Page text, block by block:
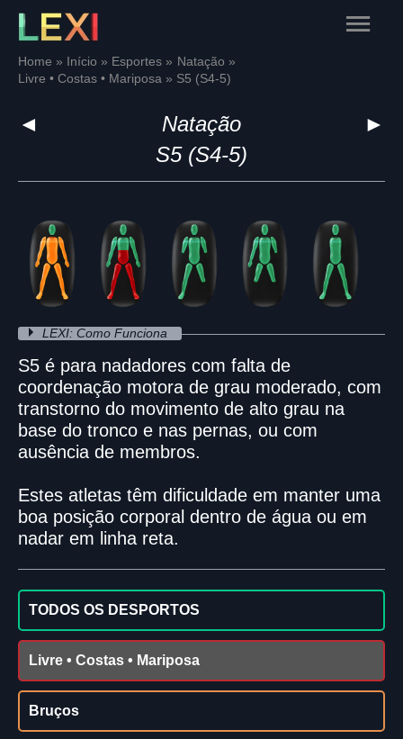
Skip
content
Main
Home Início Esportes
Natação
Livre • Costas • Mariposa
S5 (S4-5)
◄ ►
Natação
S5 (S4-5)
LEXI: Como Funciona
S5 é para nadadores com falta de
coordenação motora de grau moderado, com
transtorno do movimento de alto grau na
base do tronco e nas pernas, ou com
ausência de membros.
Estes atletas têm dificuldade em manter uma
boa posição corporal dentro de água ou em
nadar em linha reta.
TODOS OS DESPORTOS
Livre • Costas • Mariposa
Bruços